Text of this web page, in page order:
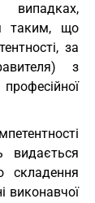
випадках,
таким, що
за
з
видається
складення
виконавчої